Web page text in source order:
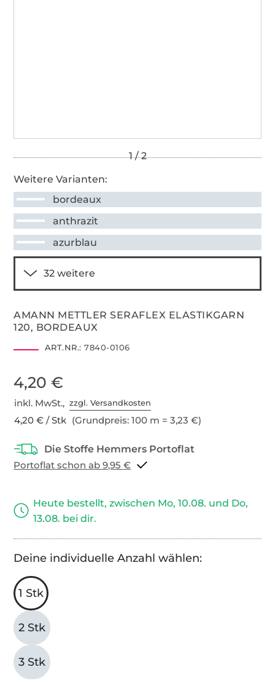
Weitere Varianten:
bordeaux
anthrazit
azurblau
AMANN METTLER SERAFLEX ELASTIKGARN
120, BORDEAUX
ART.NR.: 7840-0106
4,20 €
inkl. MwSt.,zzgl. Versandkosten
4,20 € / Stk (Grundpreis: 100 m = 3,23 €)
Portoflat schon ab 9,95 €
Heute bestellt, zwischen Mo, 10.08. und Do,
13.08. bei dir.
Deine individuelle Anzahl wählen:
1 Stk
2 Stk
3 Stk